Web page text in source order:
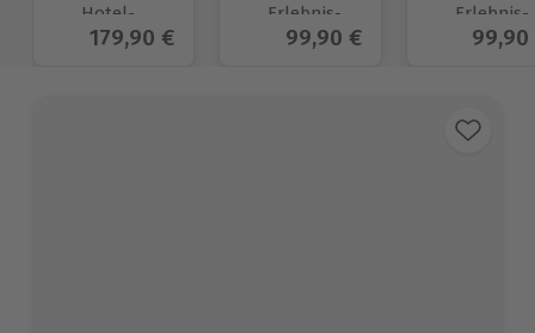
Hotel-
Auswahl
Aktueller Preis
179,90 €
Erlebnis-
Auswahl
Aktueller Preis
99,90 €
Erlebnis-
Auswahl
99,90